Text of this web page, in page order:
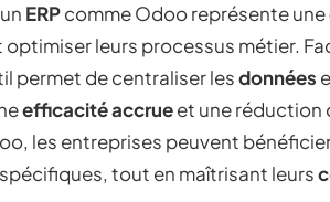
ERPcomme Odoo représente une
optimiser leurs processus métier.
permet de centraliser lesdonnées
efficacité accrueet une réduction
les entreprises peuvent
tout en maîtrisant leurs